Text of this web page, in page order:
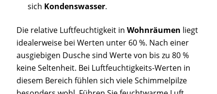
sich Kondenswasser.
Die relative Luftfeuchtigkeit in Wohnräumen liegt
idealerweise bei Werten unter 60 %. Nach einer
ausgiebigen Dusche sind Werte von bis zu 80 %
keine Seltenheit. Bei Luftfeuchtigkeits-Werten in
diesem Bereich fühlen sich viele Schimmelpilze